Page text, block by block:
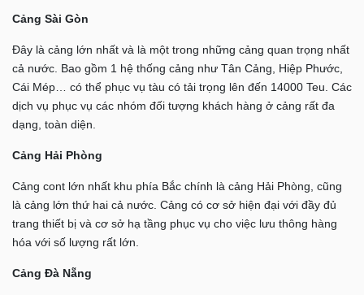
Cảng Sài Gòn
Đây là cảng lớn nhất và là một trong những cảng quan trọng nhất
cả nước. Bao gồm 1 hệ thống cảng như Tân Cảng, Hiệp Phước,
Cái Mép… có thể phục vụ tàu có tải trọng lên đến 14000 Teu. Các
dịch vụ phục vụ các nhóm đối tượng khách hàng ở cảng rất đa
dạng, toàn diện.
Cảng Hải Phòng
Cảng cont lớn nhất khu phía Bắc chính là cảng Hải Phòng, cũng
là cảng lớn thứ hai cả nước. Cảng có cơ sở hiện đại với đầy đủ
trang thiết bị và cơ sở hạ tầng phục vụ cho việc lưu thông hàng
hóa với số lượng rất lớn.
Cảng Đà Nẵng